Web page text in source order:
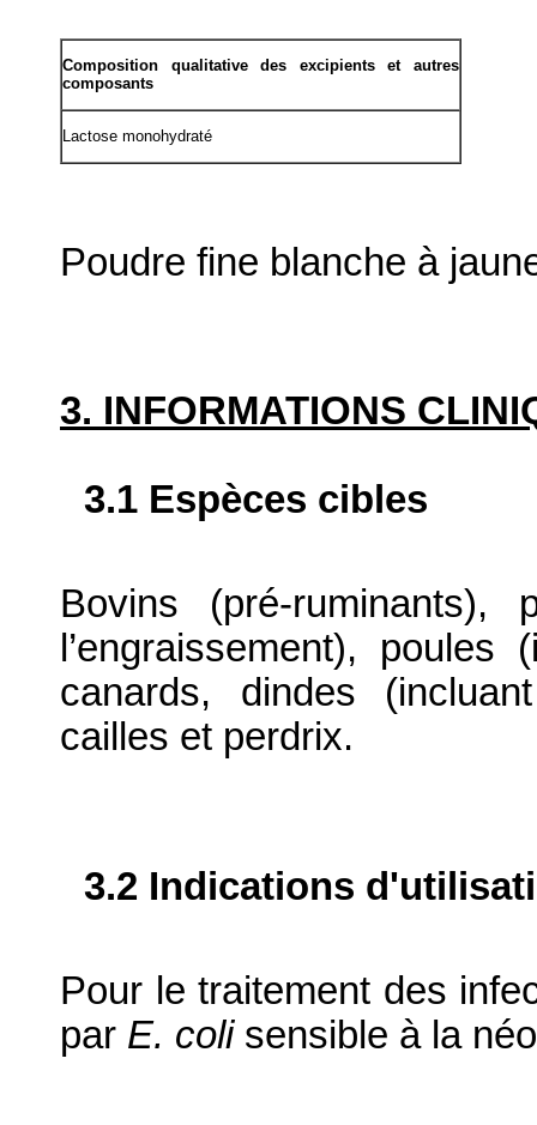
Composition qualitative des excipients et autres
composants
Lactose monohydraté
Poudre fine blanche à
3. INFORMATIONS
3.1 Espèces cibles
Bovins (pré-
l’engraissement),
canards, dindes
cailles et perdrix.
3.2 Indications
Pour le traitement des
par E. coli sensible à la